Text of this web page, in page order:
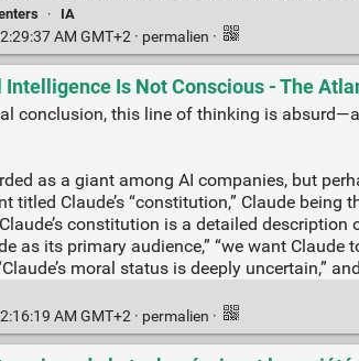
· IA
AM GMT+2 · permalien ·
Is Not Conscious - The
conclusion, this line of thinking is
as a giant among AI companies, but
titled Claude’s “constitution,” Claude
constitution is a detailed
as its primary audience,” “we want
moral status is deeply uncertain,”
AM GMT+2 · permalien ·